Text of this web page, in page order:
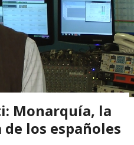
Monarquía, la
los españoles